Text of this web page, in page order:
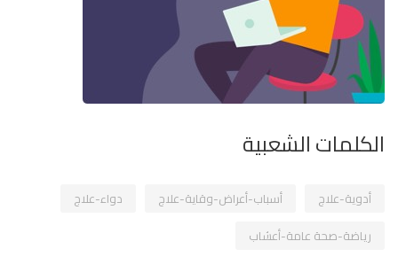
الكلمات الشعبية
أدوية-علاج أسباب-أعراض-وقاية-علاج
دواء-علاج
رياضة-صحة عامة-أعشاب